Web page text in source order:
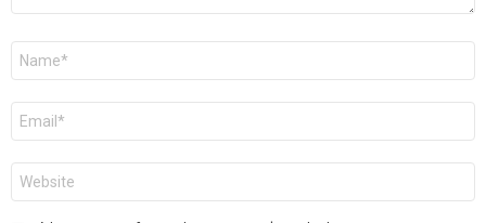
electrónico
*